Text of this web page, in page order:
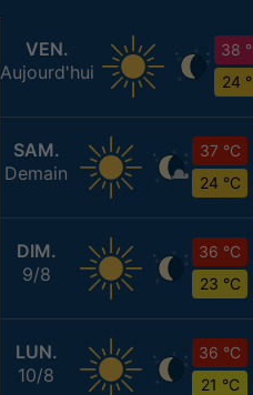
VEN.
Aujourd'hui
38
24
SAM.
Demain
37 °C
24 °C
DIM.
9/8
36 °C
23 °C
LUN.
10/8
36 °C
21 °C